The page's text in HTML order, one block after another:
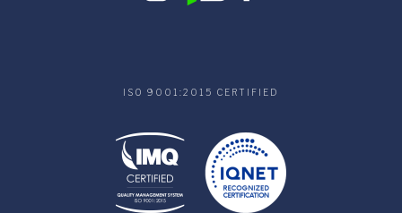
ISO 9001:2015 CERTIFIED